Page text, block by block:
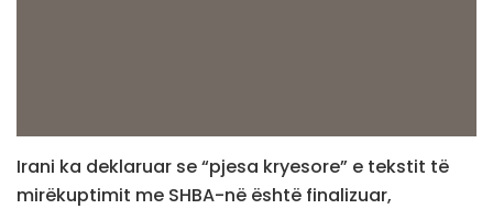
Irani ka deklaruar se “pjesa kryesore” e tekstit të
mirëkuptimit me SHBA-në është finalizuar,